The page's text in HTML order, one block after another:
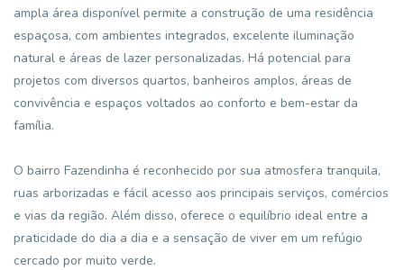
ampla área disponível permite a construção de uma residência
espaçosa, com ambientes integrados, excelente iluminação
natural e áreas de lazer personalizadas. Há potencial para
projetos com diversos quartos, banheiros amplos, áreas de
convivência e espaços voltados ao conforto e bem-estar da
família.
O bairro Fazendinha é reconhecido por sua atmosfera tranquila,
ruas arborizadas e fácil acesso aos principais serviços, comércios
e vias da região. Além disso, oferece o equilíbrio ideal entre a
praticidade do dia a dia e a sensação de viver em um refúgio
cercado por muito verde.